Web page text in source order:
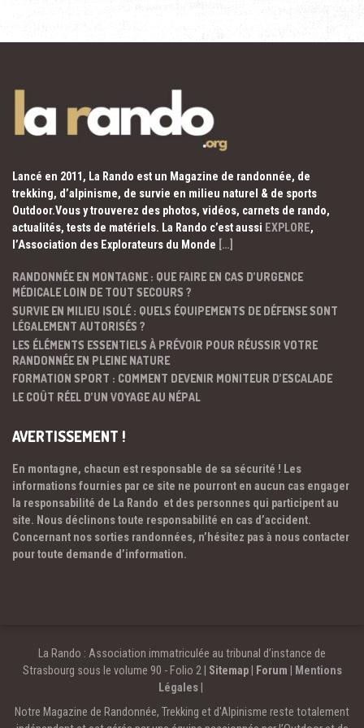
Lancé en 2011, La Rando est un Magazine de randonnée, de
trekking, d’alpinisme, de survie en milieu naturel & de sports
Outdoor.Vous y trouverez des photos, vidéos, carnets de rando,
actualités, tests de matériels. La Rando c’est aussi EXPLORE,
l’Association des Explorateurs du Monde […]
RANDONNÉE EN MONTAGNE : QUE FAIRE EN CAS D’URGENCE
MÉDICALE LOIN DE TOUT SECOURS ?
SURVIE EN MILIEU ISOLÉ : QUELS ÉQUIPEMENTS DE DÉFENSE SONT
LÉGALEMENT AUTORISÉS ?
LES ÉLÉMENTS ESSENTIELS À PRÉVOIR POUR RÉUSSIR VOTRE
RANDONNÉE EN PLEINE NATURE
FORMATION SPORT : COMMENT DEVENIR MONITEUR D’ESCALADE
LE COÛT RÉEL D’UN VOYAGE AU NÉPAL
AVERTISSEMENT !
En montagne, chacun est responsable de sa sécurité ! Les
informations fournies par ce site ne pourront en aucun cas engager
la responsabilité de La Rando et des personnes qui participent au
site. Nous déclinons toute responsabilité en cas d’accident.
Concernant nos sorties randonnées, n’hésitez pas à nous contacter
pour toute demande d’information.
La Rando : Association immatriculée au tribunal d’instance de
Strasbourg sous le volume 90 - Folio 2 | Sitemap| Forum
Mentions
Légales
Notre Magazine de Randonnée, Trekking et d'Alpinisme reste totalement